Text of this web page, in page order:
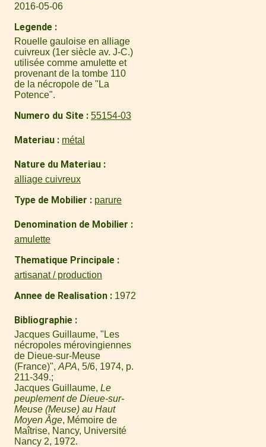
2016-05-06
Legende
Rouelle gauloise en alliage
cuivreux (1er siècle av. J-C.)
utilisée comme amulette et
provenant de la tombe 110
de la nécropole de "La
Potence".
Numero du Site 55154-03
Materiau métal
Nature du Materiau
alliage cuivreux
Type de Mobilier parure
Denomination de Mobilier
amulette
Thematique Principale
artisanat / production
Annee de Realisation 1972
Bibliographie
Jacques Guillaume, "Les
nécropoles mérovingiennes
de Dieue-sur-Meuse
(France)", APA, 5/6, 1974, p.
211-349.
Jacques Guillaume, Le
peuplement de Dieue-sur-
Meuse (Meuse) au Haut
Moyen Âge, Mémoire de
Maîtrise, Nancy, Université
Nancy 2, 1972.